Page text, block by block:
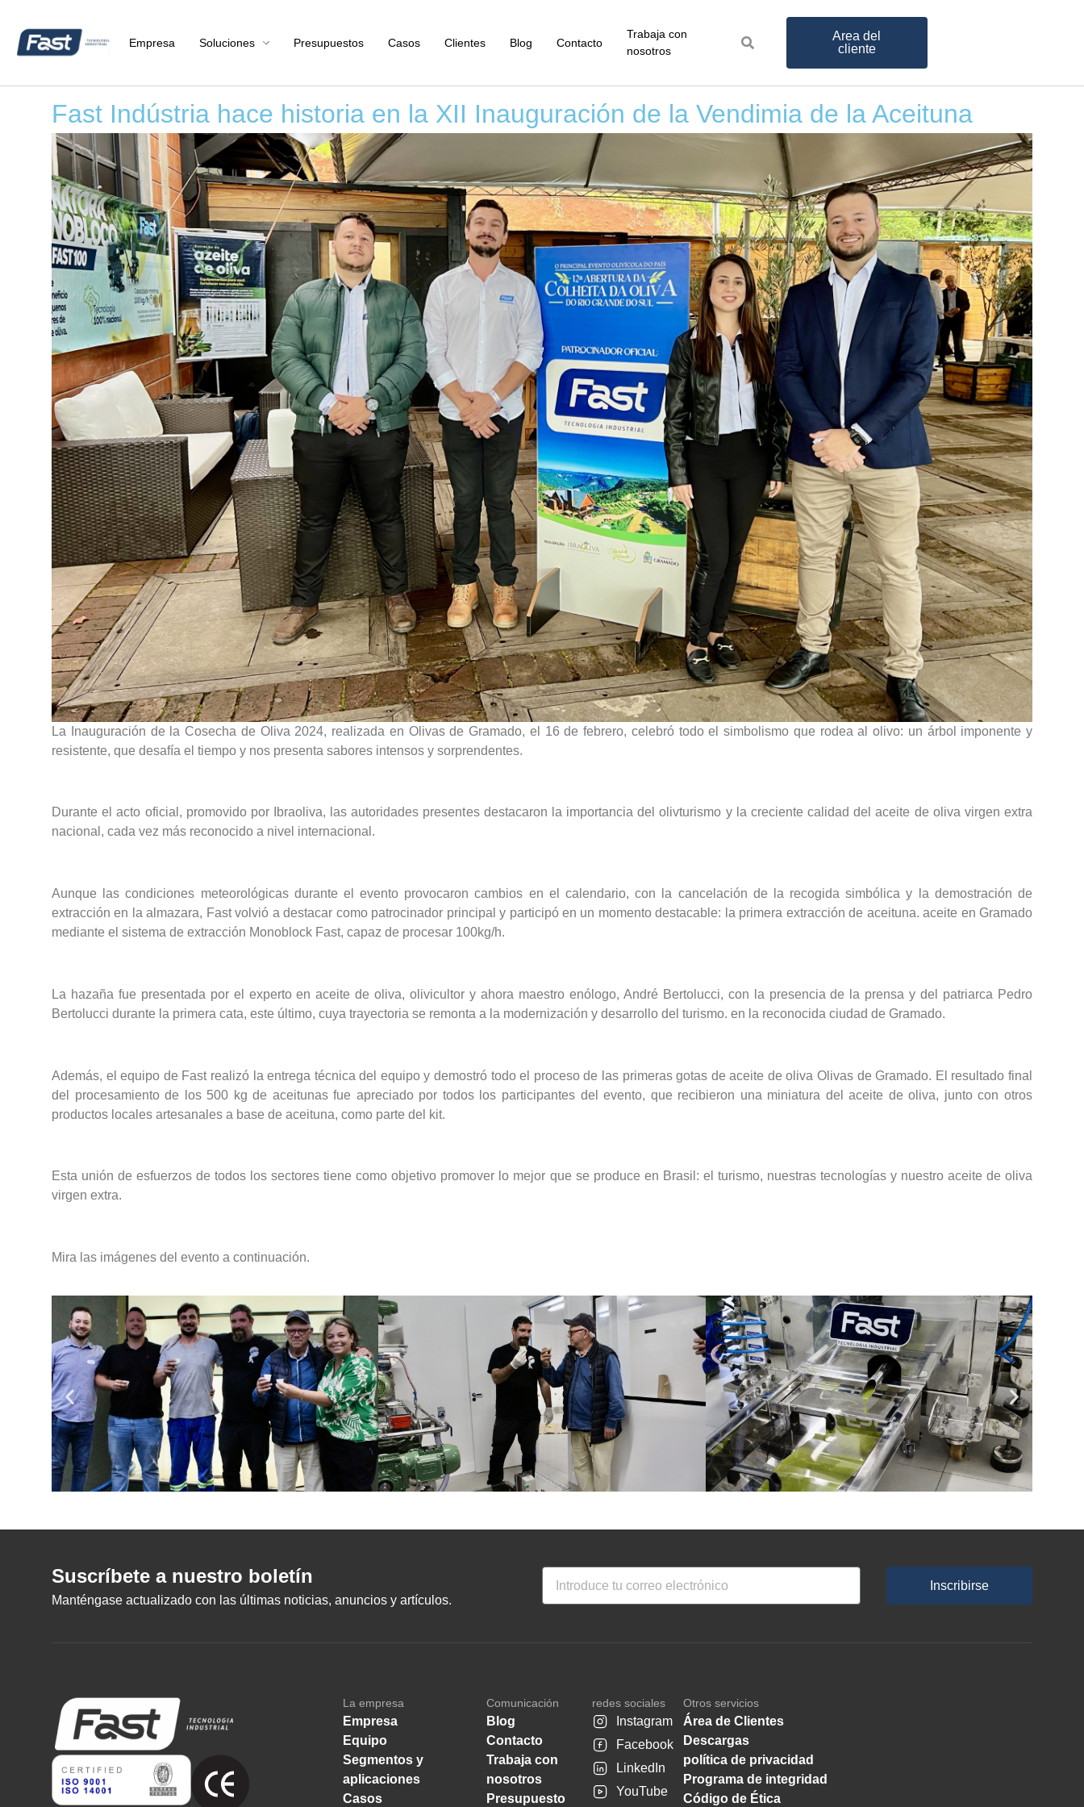
Empresa Soluciones Presupuestos Casos Clientes Blog Contacto
Trabaja con
nosotros
Area del
cliente
Fast Indústria hace historia en la XII Inauguración de la Vendimia de la Aceituna
La Inauguración de la Cosecha de Oliva 2024, realizada en Olivas de Gramado, el 16 de febrero, celebró todo el simbolismo que rodea al olivo: un árbol imponente y
resistente, que desafía el tiempo y nos presenta sabores intensos y sorprendentes.
Durante el acto oficial, promovido por Ibraoliva, las autoridades presentes destacaron la importancia del olivturismo y la creciente calidad del aceite de oliva virgen extra
nacional, cada vez más reconocido a nivel internacional.
Aunque las condiciones meteorológicas durante el evento provocaron cambios en el calendario, con la cancelación de la recogida simbólica y la demostración de
extracción en la almazara, Fast volvió a destacar como patrocinador principal y participó en un momento destacable: la primera extracción de aceituna. aceite en Gramado
mediante el sistema de extracción Monoblock Fast, capaz de procesar 100kg/h.
La hazaña fue presentada por el experto en aceite de oliva, olivicultor y ahora maestro enólogo, André Bertolucci, con la presencia de la prensa y del patriarca Pedro
Bertolucci durante la primera cata, este último, cuya trayectoria se remonta a la modernización y desarrollo del turismo. en la reconocida ciudad de Gramado.
Además, el equipo de Fast realizó la entrega técnica del equipo y demostró todo el proceso de las primeras gotas de aceite de oliva Olivas de Gramado. El resultado final
del procesamiento de los 500 kg de aceitunas fue apreciado por todos los participantes del evento, que recibieron una miniatura del aceite de oliva, junto con otros
productos locales artesanales a base de aceituna, como parte del kit.
Esta unión de esfuerzos de todos los sectores tiene como objetivo promover lo mejor que se produce en Brasil: el turismo, nuestras tecnologías y nuestro aceite de oliva
virgen extra.
Mira las imágenes del evento a continuación.
Suscríbete a nuestro boletín
Manténgase actualizado con las últimas noticias, anuncios y artículos.
Inscribirse
La empresa
Empresa
Equipo
Segmentos y
aplicaciones
Casos
Comunicación
Blog
Contacto
Trabaja con
nosotros
Presupuesto
redes sociales
Instagram
Facebook
LinkedIn
YouTube
Otros servicios
Área de Clientes
Descargas
política de privacidad
Programa de integridad
Código de Ética